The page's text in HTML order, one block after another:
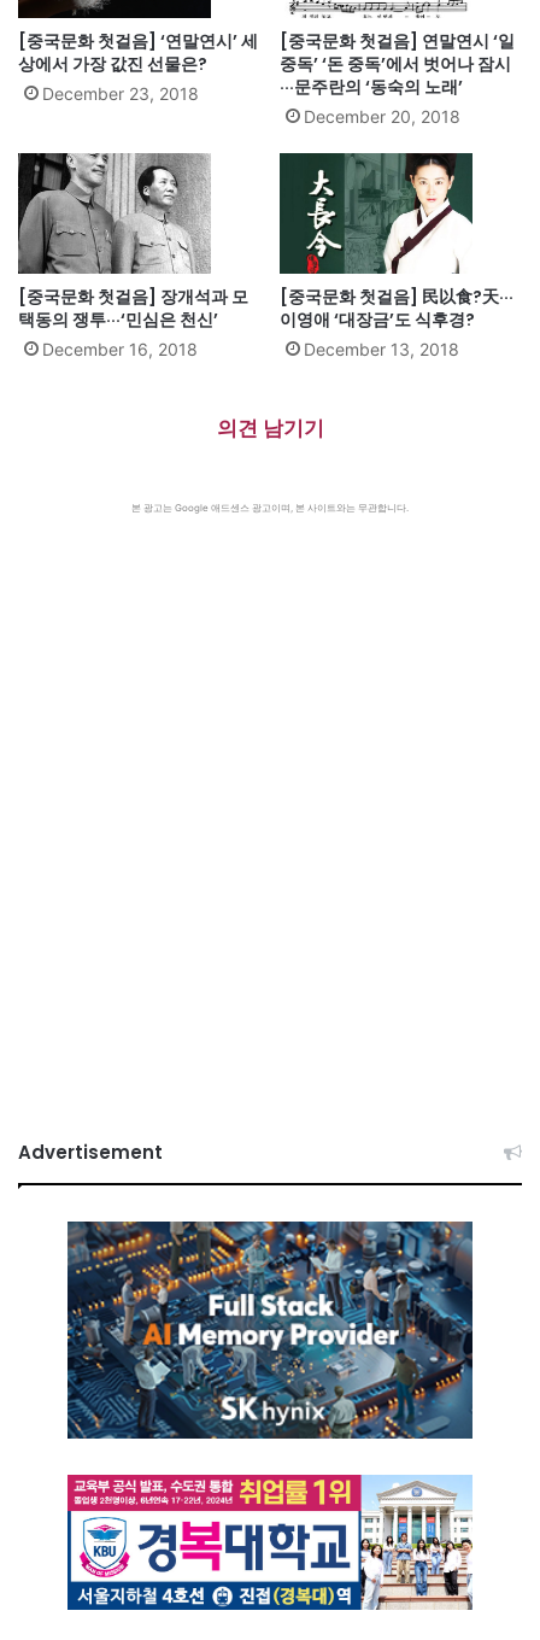
[중국문화 첫걸음] ‘연말연시’ 세
상에서 가장 값진 선물은?
December 23, 2018
[중국문화 첫걸음] 연말연시 ‘일
중독’ ‘돈 중독’에서 벗어나 잠시
···문주란의 ‘동숙의 노래’
December 20, 2018
[중국문화 첫걸음] 장개석과 모
택동의 쟁투···‘민심은 천신’
December 16, 2018
[중국문화 첫걸음] 民以食?天···
이영애 ‘대장금’도 식후경?
December 13, 2018
의견 남기기
본 광고는 Google 애드센스 광고이며, 본 사이트와는 무관합니다.
Advertisement